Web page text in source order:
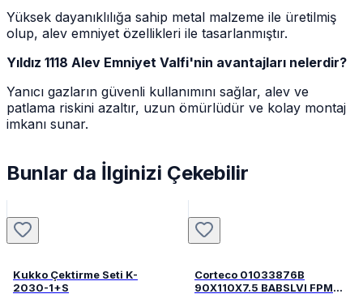
Yüksek dayanıklılığa sahip metal malzeme ile üretilmiş
olup, alev emniyet özellikleri ile tasarlanmıştır.
Yıldız 1118 Alev Emniyet Valfi'nin avantajları nelerdir?
Yanıcı gazların güvenli kullanımını sağlar, alev ve
patlama riskini azaltır, uzun ömürlüdür ve kolay montaj
imkanı sunar.
Bunlar da İlginizi Çekebilir
Kukko Çektirme Seti K-
2030-1+S
Corteco 01033876B
90X110X7.5 BABSLVI FPM